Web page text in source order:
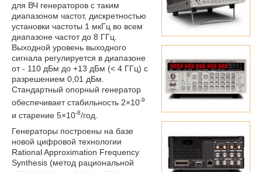
для ВЧ генераторов с таким
диапазоном частот, дискретностью
установки частоты 1 мкГц во всем
диапазоне частот до 8 ГГц.
Выходной уровень выходного
сигнала регулируется в диапазоне
от - 110 дБм до +13 дБм (< 4 ГГц) с
разрешением 0,01 дБм.
Стандартный опорный генератор
обеспечивает стабильность 2×10-9
и старение 5×10-8/год.
Генераторы построены на базе
новой цифровой технологии
Rational Approximation Frequency
Synthesis (метод рациональной